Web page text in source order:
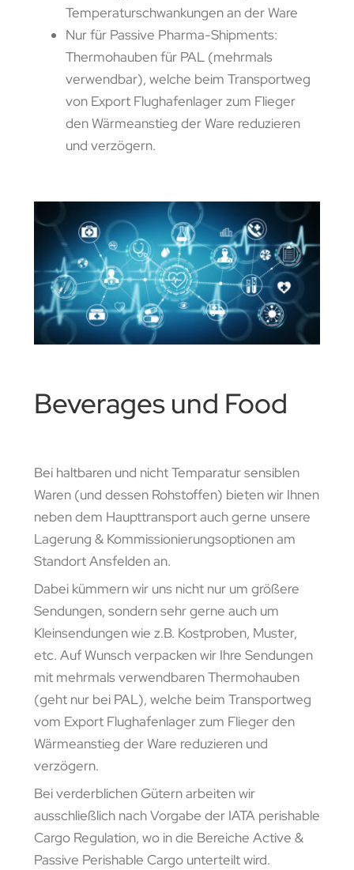
Temperaturschwankungen an der Ware
Nur für Passive Pharma-Shipments:
Thermohauben für PAL (mehrmals
verwendbar), welche beim Transportweg
von Export Flughafenlager zum Flieger
den Wärmeanstieg der Ware reduzieren
und verzögern.
Beverages und Food
Bei haltbaren und nicht Temparatur sensiblen
Waren (und dessen Rohstoffen) bieten wir Ihnen
neben dem Haupttransport auch gerne unsere
Lagerung & Kommissionierungsoptionen am
Standort Ansfelden an.
Dabei kümmern wir uns nicht nur um größere
Sendungen, sondern sehr gerne auch um
Kleinsendungen wie z.B. Kostproben, Muster,
etc. Auf Wunsch verpacken wir Ihre Sendungen
mit mehrmals verwendbaren Thermohauben
(geht nur bei PAL), welche beim Transportweg
vom Export Flughafenlager zum Flieger den
Wärmeanstieg der Ware reduzieren und
verzögern.
Bei verderblichen Gütern arbeiten wir
ausschließlich nach Vorgabe der IATA perishable
Cargo Regulation, wo in die Bereiche Active &
Passive Perishable Cargo unterteilt wird.